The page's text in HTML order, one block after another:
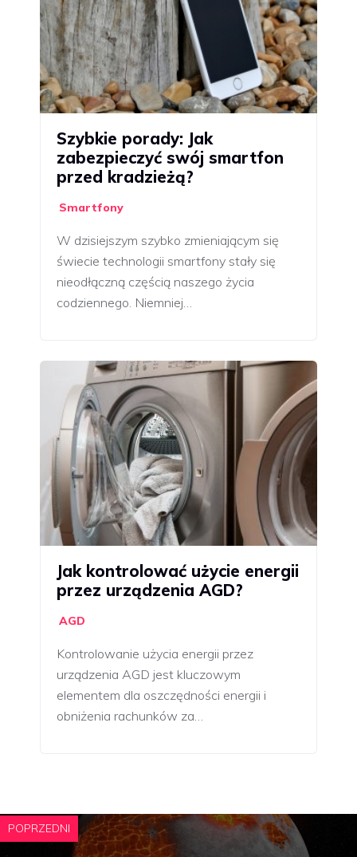
Szybkie porady: Jak
zabezpieczyć swój smartfon
przed kradzieżą?
Smartfony
W dzisiejszym szybko zmieniającym się
świecie technologii smartfony stały się
nieodłączną częścią naszego życia
codziennego. Niemniej…
Jak kontrolować użycie energii
przez urządzenia AGD?
AGD
Kontrolowanie użycia energii przez
urządzenia AGD jest kluczowym
elementem dla oszczędności energii i
obniżenia rachunków za…
POPRZEDNI